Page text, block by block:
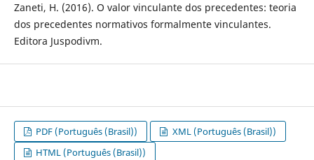
Zaneti, H. (2016). O valor vinculante dos precedentes: teoria
dos precedentes normativos formalmente vinculantes.
Editora Juspodivm.
PDF (Português (Brasil))
XML (Português (Brasil))
HTML (Português (Brasil))